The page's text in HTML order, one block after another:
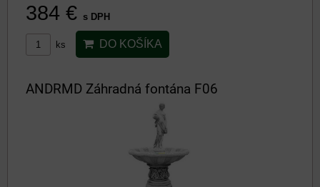
384 € s DPH
ks DO KOŠÍKA
ANDRMD Záhradná fontána F06